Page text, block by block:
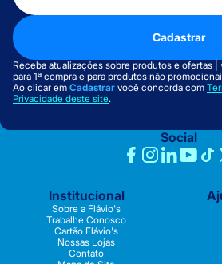
Cadastrar
Receba atualizações sobre produtos e ofertas
para 1ª compra e para produtos não
Ao clicar em Cadastrar você concorda com
Privacidade deste site.
Social
Institucional
Sobre a Flávio's
Trabalhe Conosco
Cartão Flávio's
Nossas Lojas
Contato